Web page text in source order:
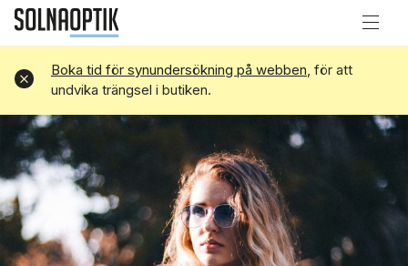
Boka tid för synundersökning på webben, för att
undvika trängsel i butiken.
Avvisa